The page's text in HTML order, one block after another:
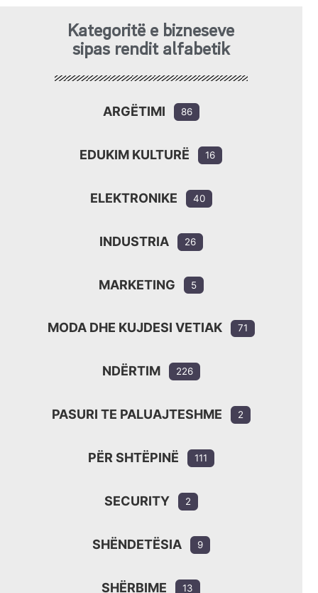
Kategoritë e bizneseve
sipas rendit alfabetik
ARGËTIMI 86
EDUKIM KULTURË 16
ELEKTRONIKE 40
INDUSTRIA 26
MARKETING 5
MODA DHE KUJDESI VETIAK 71
NDËRTIM 226
PASURI TE PALUAJTESHME 2
PËR SHTËPINË 111
SECURITY 2
SHËNDETËSIA 9
SHËRBIME 13